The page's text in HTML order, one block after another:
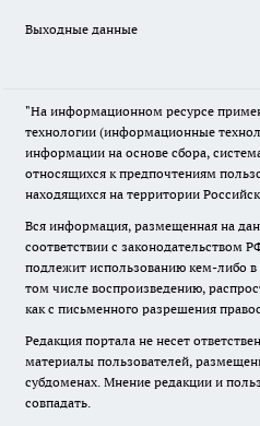
Выходные данные
"На информационном ресурсе
технологии (информационные
информации на основе сбора,
относящихся к предпочтениям
находящихся на территории
Вся информация, размещенная на
соответствии с законодательством
подлежит использованию кем-либо
том числе воспроизведению,
как с письменного разрешения
Редакция портала не несет
материалы пользователей,
субдоменах. Мнение редакции и
совпадать.